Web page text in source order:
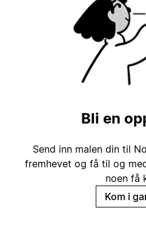
Bli en
Send inn malen din til
fremhevet og få til og
noen få
Kom i